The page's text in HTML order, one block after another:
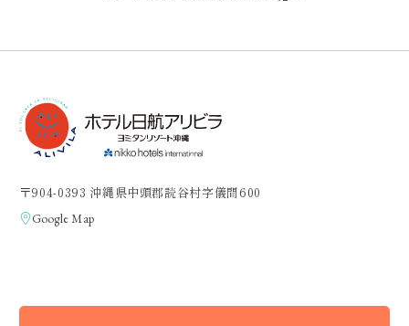
〒904-0393 沖縄県中頭郡読谷村字儀間600
Google Map